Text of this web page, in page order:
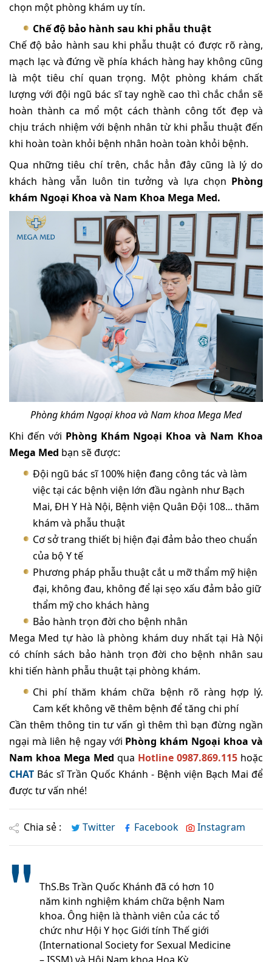
chọn một phòng khám uy tín.
Chế độ bảo hành sau khi phẫu thuật
Chế độ bảo hành sau khi phẫu thuật có được rõ ràng,
mạch lạc và đứng về phía khách hàng hay không cũng
là một tiêu chí quan trọng. Một phòng khám chất
lượng với đội ngũ bác sĩ tay nghề cao thì chắc chắn sẽ
hoàn thành ca mổ một cách thành công tốt đẹp và
chịu trách nhiệm với bệnh nhân từ khi phẫu thuật đến
khi hoàn toàn khỏi bệnh nhân hoàn toàn khỏi bệnh.
Qua những tiêu chí trên, chắc hẳn đây cũng là lý do
khách hàng vẫn luôn tin tưởng và lựa chọn Phòng
khám Ngoại Khoa và Nam Khoa Mega Med.
Phòng khám Ngoại khoa và Nam khoa Mega Med
Khi đến với Phòng Khám Ngoại Khoa và Nam Khoa
Mega Med bạn sẽ được:
Đội ngũ bác sĩ 100% hiện đang công tác và làm
việc tại các bệnh viện lớn đầu ngành như Bạch
Mai, ĐH Y Hà Nội, Bệnh viện Quân Đội 108... thăm
khám và phẫu thuật
Cơ sở trang thiết bị hiện đại đảm bảo theo chuẩn
của bộ Y tế
Phương pháp phẫu thuật cắt u mỡ thẩm mỹ hiện
đại, không đau, không để lại sẹo xấu đảm bảo giữ
thẩm mỹ cho khách hàng
Bảo hành trọn đời cho bệnh nhân
Mega Med tự hào là phòng khám duy nhất tại Hà Nội
có chính sách bảo hành trọn đời cho bệnh nhân sau
khi tiến hành phẫu thuật tại phòng khám.
Chi phí thăm khám chữa bệnh rõ ràng hợp lý.
Cam kết không vẽ thêm bệnh để tăng chi phí
Cần thêm thông tin tư vấn gì thêm thì bạn đừng ngần
ngại mà liên hệ ngay với Phòng khám Ngoại khoa và
Nam khoa Mega Med qua Hotline 0987.869.115 hoặc
CHAT Bác sĩ Trần Quốc Khánh - Bệnh viện Bạch Mai để
được tư vấn nhé!
Chia sẻ : Twitter Facebook Instagram
ThS.Bs Trần Quốc Khánh đã có hơn 10
năm kinh nghiệm khám chữa bệnh Nam
khoa. Ông hiện là thành viên của các tổ
chức như Hội Y học Giới tính Thế giới
(International Society for Sexual Medicine